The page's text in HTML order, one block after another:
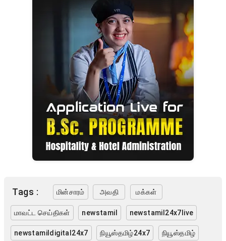
Tags : மின்சாரம் அவதி மக்கள்
மாவட்ட செய்திகள் newstamil newstamil24x7live
newstamildigital24x7 நியூஸ்தமிழ்24x7 நியூஸ்தமிழ்